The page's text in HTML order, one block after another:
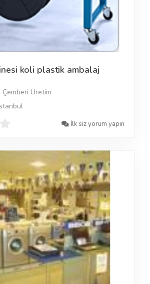
koli plastik ambalaj
Üretim
İlk siz yorum yapın